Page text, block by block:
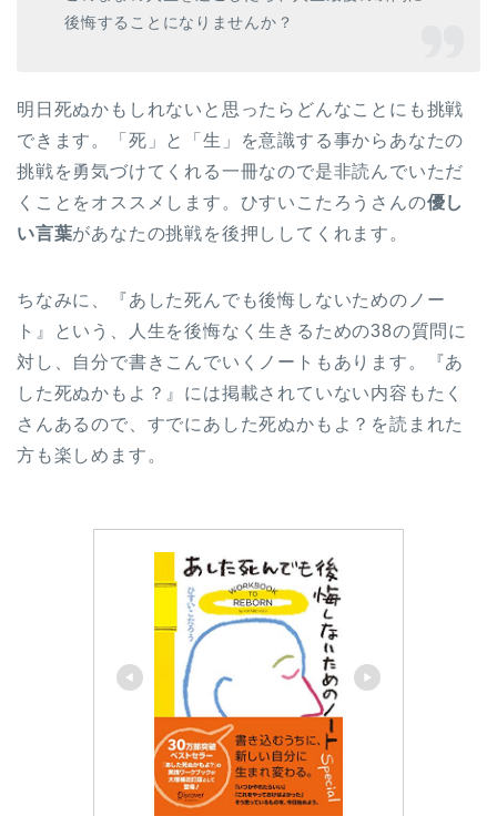
後悔することになりませんか？
明日死ぬかもしれないと思ったらどんなことにも挑戦
できます。「死」と「生」を意識する事からあなたの
挑戦を勇気づけてくれる一冊なので是非読んでいただ
くことをオススメします。ひすいこたろうさんの優し
い言葉があなたの挑戦を後押ししてくれます。
ちなみに、『あした死んでも後悔しないためのノー
ト』という、人生を後悔なく生きるための38の質問に
対し、自分で書きこんでいくノートもあります。『あ
した死ぬかもよ？』には掲載されていない内容もたく
さんあるので、すでにあした死ぬかもよ？を読まれた
方も楽しめます。